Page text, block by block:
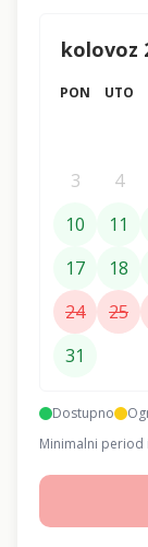
kolovoz
PON UTO
3
4
10
11
17
18
24
25
31
Dostupno
Minimalni period